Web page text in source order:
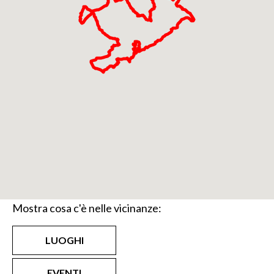
esperti del luogo. Informazioni sulle previsioni
meteo del tempo sono reperibili
www.arpalombardia.ito consultando il bollettino
www.meteosuisse.ch
Carta Bernina - Sondrio 1:50.000 Kompass
Julierpass, n. 278 Monte Disgrazia, n.279
Brusio
Mostra cosa c'è nelle vicinanze:
LUOGHI